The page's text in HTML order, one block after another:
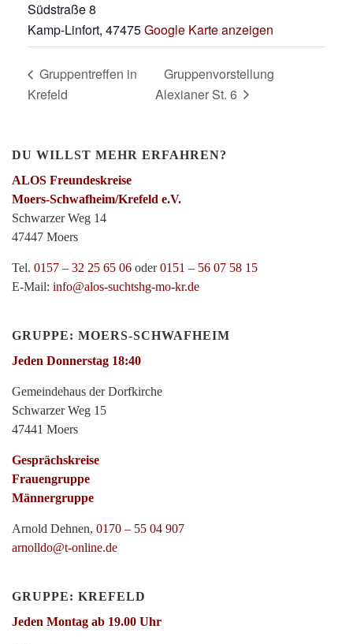
Südstraße 8
Kamp-Linfort, 47475Google Karte anzeigen
Gruppentreffen in
Krefeld
Gruppenvorstellung
Alexianer St. 6
DU WILLST MEHR ERFAHREN?
ALOS Freundeskreise
Moers-Schwafheim/Krefeld e.V.
Schwarzer Weg 14
47447 Moers
Tel. 0157 – 32 25 65 06 oder0151 – 56 07 58 15
E-Mail: info@alos-suchtshg-mo-kr.de
GRUPPE: MOERS-SCHWAFHEIM
Jeden Donnerstag 18:40
Gemeindehaus der Dorfkirche
Schwarzer Weg 15
47441 Moers
Gesprächskreise
Frauengruppe
Männergruppe
Arnold Dehnen, 0170 – 55 04 907
arnolldo@t-online.de
GRUPPE: KREFELD
Jeden Montag ab 19.00 Uhr